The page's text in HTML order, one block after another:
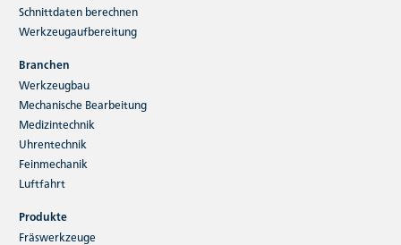
Schnittdaten berechnen
Werkzeugaufbereitung
Branchen
Werkzeugbau
Mechanische Bearbeitung
Medizintechnik
Uhrentechnik
Feinmechanik
Luftfahrt
Produkte
Fräswerkzeuge